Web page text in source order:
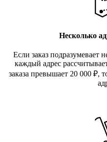
Несколько
Если заказ подразумевает
каждый адрес
заказа превышает 20 000 ₽,